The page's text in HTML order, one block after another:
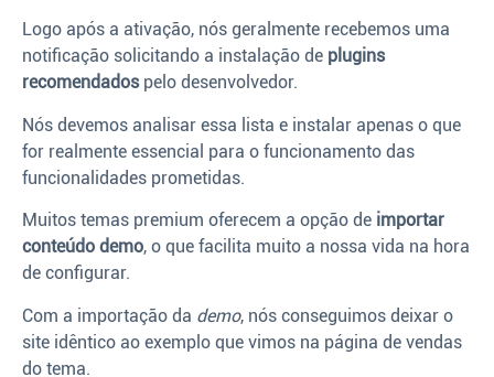
Logo após a ativação, nós geralmente recebemos uma
notificação solicitando a instalação de plugins
recomendadospelo desenvolvedor.
Nós devemos analisar essa lista e instalar apenas o que
for realmente essencial para o funcionamento das
funcionalidades prometidas.
Muitos temas premium oferecem a opção de importar
conteúdo demo, o que facilita muito a nossa vida na hora
de configurar.
Com a importação da demo, nós conseguimos deixar o
site idêntico ao exemplo que vimos na página de vendas
do tema.